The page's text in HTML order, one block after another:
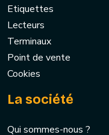
Etiquettes
Lecteurs
Terminaux
Point de vente
Cookies
La société
Qui sommes-nous ?